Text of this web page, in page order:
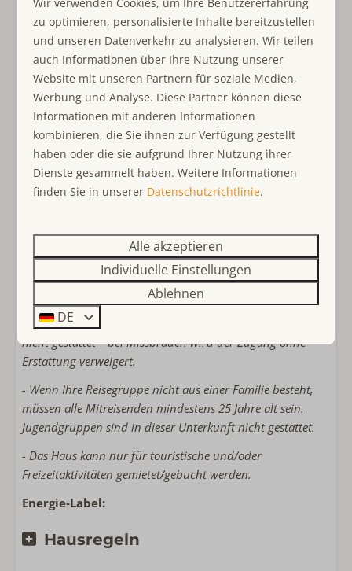
Handtücher inklusive
Badezimmer im Erdgeschoss
Begehbare Dusche
Föhn
Separate Toilette
Schlafzimmer
Einzelbett: 2
Bettwäsche inklusive
Doppelbett: 2
Kinderfreundlich
kinderfreundlich
Kinder(reise)bett
Kinderhochstuhl
Spielgerät im Garten
Sandkasten
Lage Unterkunft
Privatsphäre
Freistehende Unterkunft im Ferienpark
Noordzeepark
auch die Erwachsenen finden im von viel Grün
umgebenen Garten bestimmt ein ruhiges Plätzchen, um
zu entspannen.
Im Obergeschoß finden Sie 2 Schlafkammern. In einem
Zimmer schlüpfen Sie in einem Doppelbett 160 x 200
cm unter die Decke und das andere beherbergt 2
Einzelbetten 90 x 200 cm.
Auf der Dachterrasse lohnt es sich den Abend ausklingen
zu lassen. Erleben Sie zusammen mit dem
Sonnenuntergang den Weitblick über die Dächer des
im Lagerraum stehen Ihnen Waschmaschine und
Trockner zur Verfügung.
Mindestens 2 Autos können vor dem Haus parkieren.
- Vermietung an Firmen/Monteure im Noordzeepark ist
nicht gestattet – bei Missbrauch wird der Zugang ohne
Erstattung verweigert.
- Wenn Ihre Reisegruppe nicht aus einer Familie besteht,
müssen alle Mitreisenden mindestens 25 Jahre alt sein.
Jugendgruppen sind in dieser Unterkunft nicht gestattet.
- Das Haus kann nur für touristische und/oder
Freizeitaktivitäten gemietet/gebucht werden.
Energie-Label:
Hausregeln
zu optimieren, personalisierte Inhalte bereitzustellen
und unseren Datenverkehr zu analysieren. Wir teilen
auch Informationen über Ihre Nutzung unserer
Website mit unseren Partnern für soziale Medien,
Werbung und Analyse. Diese Partner können diese
Informationen mit anderen Informationen
kombinieren, die Sie ihnen zur Verfügung gestellt
haben oder die sie aufgrund Ihrer Nutzung ihrer
Dienste gesammelt haben. Weitere Informationen
finden Sie in unserer Datenschutzrichtlinie.
Alle akzeptieren
Individuelle Einstellungen
Ablehnen
DE